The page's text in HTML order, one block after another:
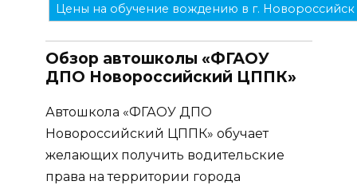
Цены на обучение вождению в г. Новороссийск
Обзор автошколы «ФГАОУ
ДПО Новороссийский ЦППК»
Автошкола «ФГАОУ ДПО
Новороссийский ЦППК» обучает
желающих получить водительские
права на территории города